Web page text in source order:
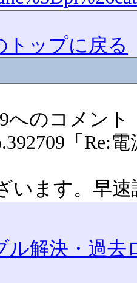
ップに戻る
へのコメント
「Re:
います。早
解決・過去